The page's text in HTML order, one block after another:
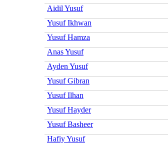
Aidil Yusuf
Yusuf Ikhwan
Yusuf Hamza
Anas Yusuf
Ayden Yusuf
Yusuf Gibran
Yusuf Ilhan
Yusuf Hayder
Yusuf Basheer
Hafiy Yusuf